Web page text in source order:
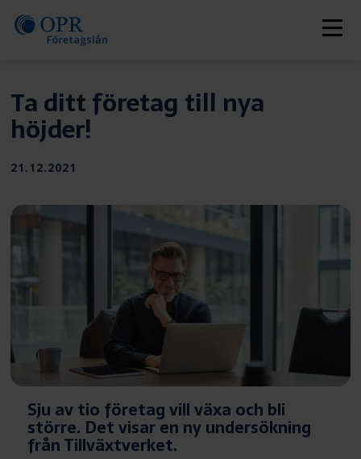
Skip
Ta ditt företag till nya
höjder!
Publiceras
21.12.2021
Sju av tio företag vill växa och bli
större. Det visar en ny undersökning
från Tillväxtverket.